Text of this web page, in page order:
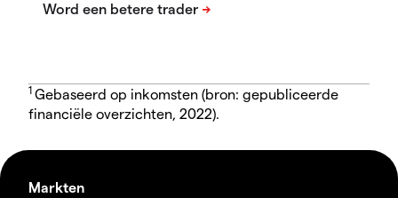
1 Gebaseerd op inkomsten (bron: gepubliceerde
financiële overzichten, 2022).
Markten